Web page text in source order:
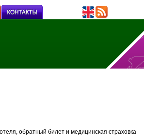
обратный билет и медицинская страховка